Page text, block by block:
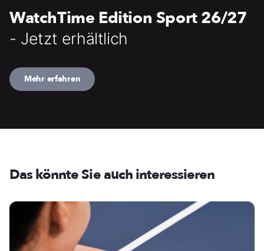
WatchTime Edition Sport 26/27
- Jetzt erhältlich
Mehr erfahren
Das könnte Sie auch interessieren